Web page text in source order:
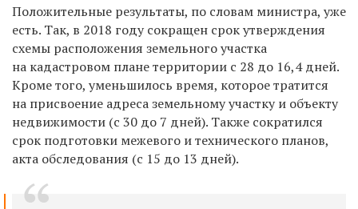
Положительные результаты, по словам министра, уже
есть. Так, в 2018 году сокращен срок утверждения
схемы расположения земельного участка
на кадастровом плане территории с 28 до 16,4 дней.
Кроме того, уменьшилось время, которое тратится
на присвоение адреса земельному участку и объекту
недвижимости (с 30 до 7 дней). Также сократился
срок подготовки межевого и технического планов,
акта обследования (с 15 до 13 дней).